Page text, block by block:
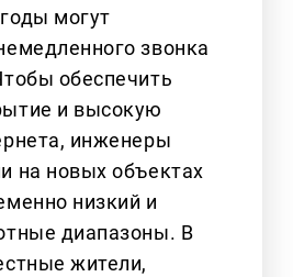
могут
звонка
обеспечить
и высокую
инженеры
на новых объектах
низкий и
диапазоны. В
жители,